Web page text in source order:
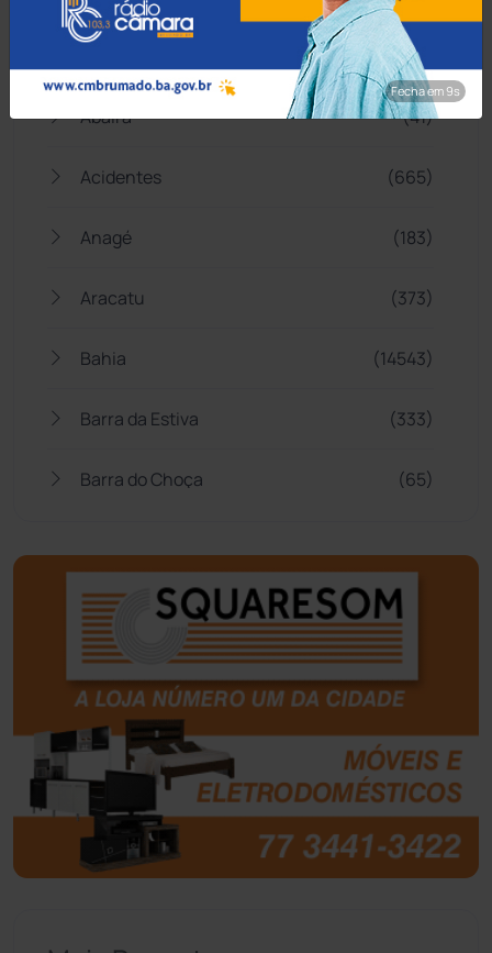
Categorias
Abaíra (41)
Acidentes (665)
Anagé (183)
Aracatu (373)
Bahia (14543)
Barra da Estiva (333)
Barra do Choça (65)
Bom Jesus da Lapa (505)
Boquira (152)
Botuporã
Brasil (7679)
Brumado (31951)
Fecha em 8s